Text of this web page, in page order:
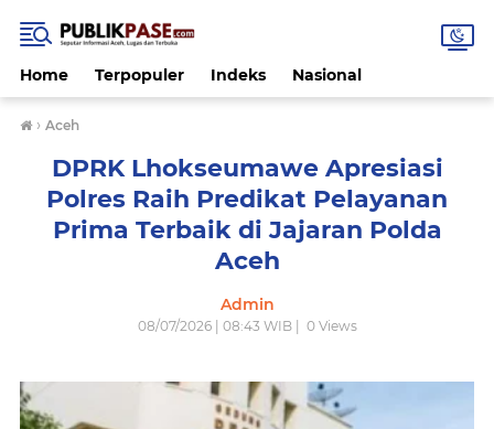
Home Terpopuler Indeks Nasional
› Aceh
DPRK Lhokseumawe Apresiasi
Polres Raih Predikat Pelayanan
Prima Terbaik di Jajaran Polda
Aceh
Admin
08/07/2026 | 08:43 WIB | 0Views